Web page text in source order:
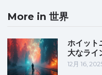
More in 世界
ホイット
大なライ
12月 16,